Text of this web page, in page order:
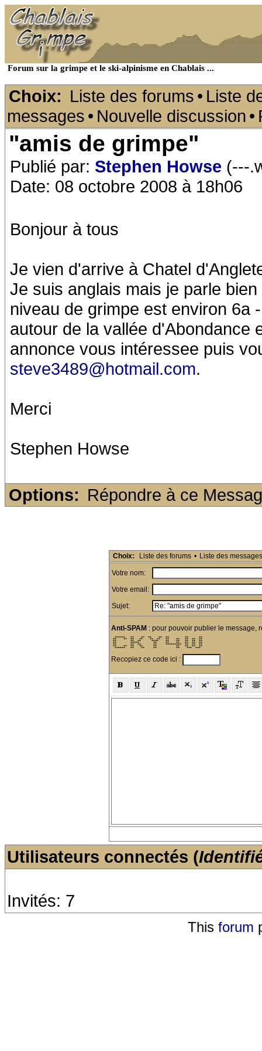
Forum sur la grimpe et le ski-alpinisme en Chablais ...
Choix: Liste des forums • Liste
messages • Nouvelle discussion •
"amis de grimpe"
Publié par: Stephen Howse (---
Date: 08 octobre 2008 à 18h06
Bonjour à tous
Je vien d'arrive à Chatel
Je suis anglais mais je parle
niveau de grimpe est environ 6a
autour de la vallée d'Abondance
annonce vous intéressee puis
steve3489@hotmail.com.
Merci
Stephen Howse
Options: Répondre à ce
Choix: Liste des forums • Liste des messages
Votre nom:
Votre email:
Sujet:
Anti-SPAM : pour pouvoir publier le message,
  ******   **    **  **    **  **         **      **
**    **  **   **    **  **   **    **   **  **  **
**        **  **      ****    **    **   **  **  **
**        *****        **     **    **   **  **  **
**        **  **       **     *********  **  **  **
**    **  **   **      **           **   **  **  **
  ******   **    **     **           **    ***  ***
Recopiez ce code ici :
Utilisateurs connectés (
Invités: 7
This forum